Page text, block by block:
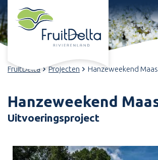
FruitDelta Projecten Hanzeweekend
Hanzeweekend
Uitvoeringsproject